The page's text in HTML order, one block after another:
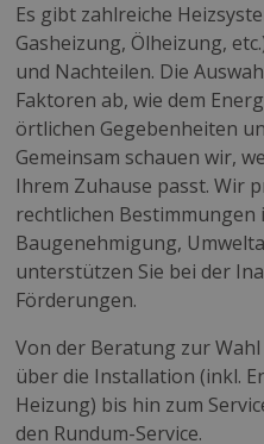
Es gibt zahlreiche
Gasheizung, Ölheizung,
und Nachteilen. Die
Faktoren ab, wie dem
örtlichen Gegebenheiten
Gemeinsam schauen wir,
Ihrem Zuhause passt. Wir
rechtlichen Bestimmungen
Baugenehmigung,
unterstützen Sie bei der
Förderungen.
Von der Beratung zur
über die Installation (inkl.
Heizung) bis hin zum
den Rundum-Service.